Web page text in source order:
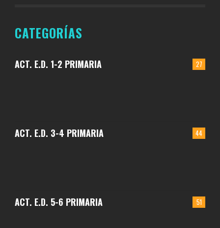
CATEGORÍAS
27
ACT. E.D. 1-2 PRIMARIA
44
ACT. E.D. 3-4 PRIMARIA
51
ACT. E.D. 5-6 PRIMARIA